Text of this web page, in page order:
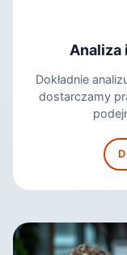
Analiza
Dokładnie
dostarczamy